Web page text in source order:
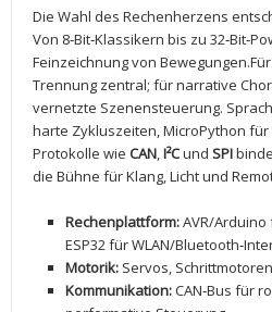
Die⁣ Wahl des Rechenherzens‍
Von 8‑Bit‑Klassikern bis‍ zu
Feinzeichnung von
Trennung zentral; für narrative
⁣vernetzte Szenensteuerung.
harte Zykluszeiten, MicroPython
Protokolle wie CAN,I²Cund SPI
⁤die Bühne für Klang, Licht und
Rechenplattform:AVR/Arduino
ESP32 für WLAN/
Motorik: Servos,
Kommunikation:CAN‑Bus für